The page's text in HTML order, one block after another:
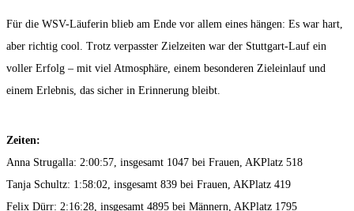
Für die WSV-Läuferin blieb am Ende vor allem eines hängen: Es war hart,
aber richtig cool. Trotz verpasster Zielzeiten war der Stuttgart-Lauf ein
voller Erfolg – mit viel Atmosphäre, einem besonderen Zieleinlauf und
einem Erlebnis, das sicher in Erinnerung bleibt.
Zeiten:
Anna Strugalla: 2:00:57, insgesamt 1047 bei Frauen, AKPlatz 518
Tanja Schultz: 1:58:02, insgesamt 839 bei Frauen, AKPlatz 419
Felix Dürr: 2:16:28, insgesamt 4895 bei Männern, AKPlatz 1795